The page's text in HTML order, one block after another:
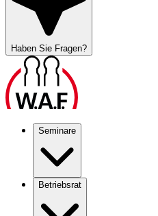
Haben Sie Fragen?
Seminare
Betriebsrat